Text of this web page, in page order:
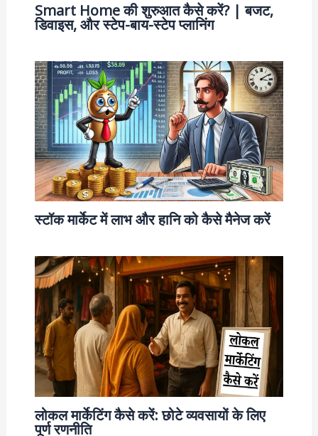
Smart Home की शुरुआत कैसे करें? | बजट,
डिवाइस, और स्टेप-बाय-स्टेप प्लानिंग
स्टॉक मार्केट में लाभ और हानि को कैसे मैनेज करें
लोकल मार्केटिंग कैसे करें: छोटे व्यवसायों के लिए
पूर्ण रणनीति